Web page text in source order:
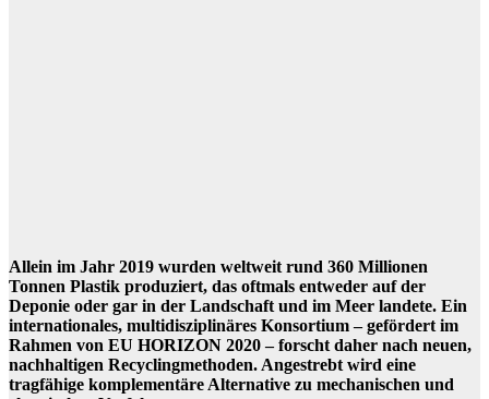
Allein im Jahr 2019 wurden weltweit rund 360 Millionen
Tonnen Plastik produziert, das oftmals entweder auf der
Deponie oder gar in der Landschaft und im Meer landete. Ein
internationales, multidisziplinäres Konsortium – gefördert im
Rahmen von EU HORIZON 2020 – forscht daher nach neuen,
nachhaltigen Recyclingmethoden. Angestrebt wird eine
tragfähige komplementäre Alternative zu mechanischen und